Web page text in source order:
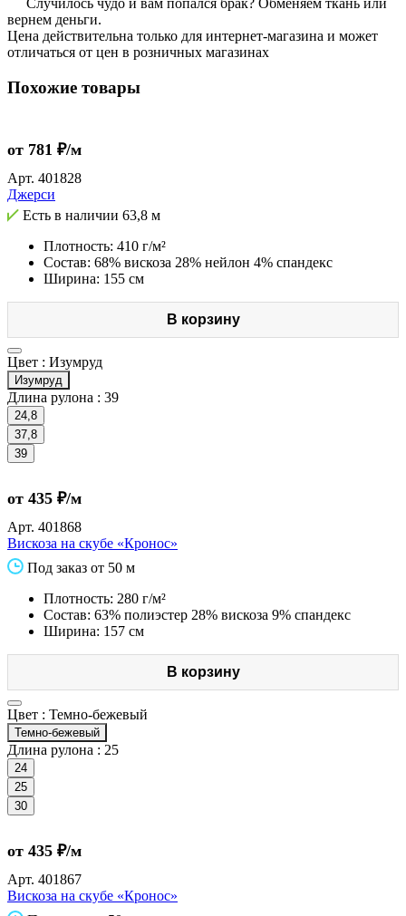
вернем деньги.
Цена действительна только для интернет-магазина и может
отличаться от цен в розничных магазинах
Похожие товары
от 781 ₽/м
Арт. 401828
Джерси
Есть в наличии 63,8 м
Плотность: 410 г/м²
Состав: 68% вискоза 28% нейлон 4% спандекс
Ширина: 155 см
В корзину
Цвет : Изумруд
Изумруд
Длина рулона : 39
24,8
37,8
39
от 435 ₽/м
Арт. 401868
Вискоза на скубе «Кронос»
Под заказ от 50 м
Плотность: 280 г/м²
Состав: 63% полиэстер 28% вискоза 9% спандекс
Ширина: 157 см
В корзину
Цвет : Темно-бежевый
Темно-бежевый
Длина рулона : 25
24
25
30
от 435 ₽/м
Арт. 401867
Вискоза на скубе «Кронос»